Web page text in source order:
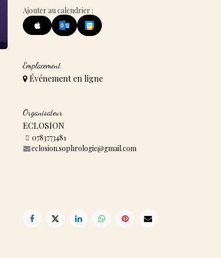
Ajouter au calendrier :
Emplacement
Événement en ligne
Organisateur
ECLOSION
0783773481
eclosion.sophrologie@gmail.com